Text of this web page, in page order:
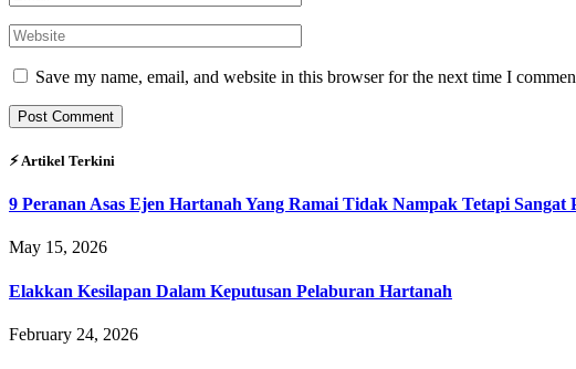
Save my name, email, and website in this browser for the next time I
⚡︎ Artikel Terkini
9 Peranan Asas Ejen Hartanah Yang Ramai Tidak Nampak Tetapi
May 15, 2026
Elakkan Kesilapan Dalam Keputusan Pelaburan Hartanah
February 24, 2026